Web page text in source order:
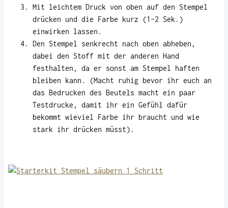
Mit leichtem Druck von oben auf den Stempel
drücken und die Farbe kurz (1-2 Sek.)
einwirken lassen.
Den Stempel senkrecht nach oben abheben,
dabei den Stoff mit der anderen Hand
festhalten, da er sonst am Stempel haften
bleiben kann. (Macht ruhig bevor ihr euch an
das Bedrucken des Beutels macht ein paar
Testdrucke, damit ihr ein Gefühl dafür
bekommt wieviel Farbe ihr braucht und wie
stark ihr drücken müsst).